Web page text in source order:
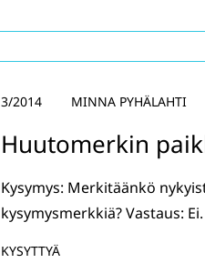
Huutomerkin
3/2014 MINNA PYHÄLAHTI
Kysymys: Merkitäänkö
kysymysmerkkiä? Vastaus:
KYSYTTYÄ